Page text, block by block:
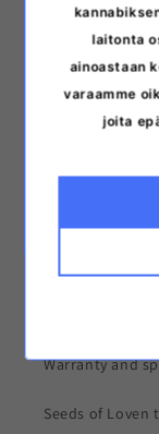
Stores and
Frequently
Warranty and
Seeds of Loven
laitonta
ainoastaan
varaamme
joita